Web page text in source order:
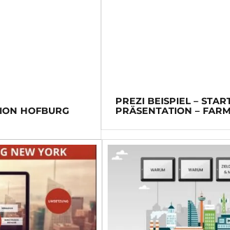
HOFBURG
PREZI BEISPIEL –
PRÄSENTATION –